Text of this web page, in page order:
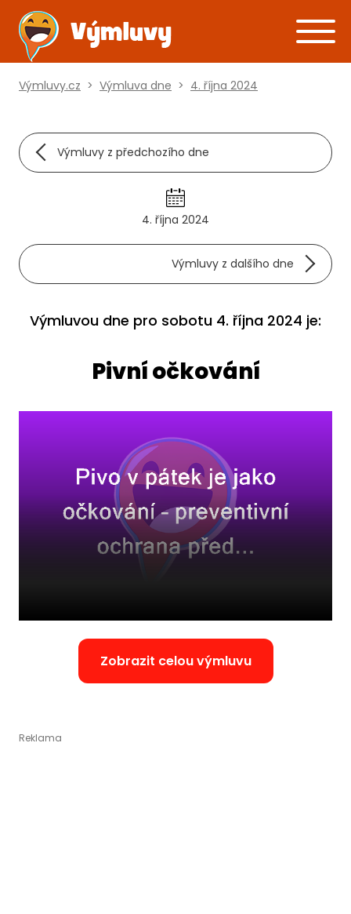
Výmluvy.cz > Výmluva dne > 4. října 2024
Výmluvy z předchozího dne
4. října 2024
Výmluvy z dalšího dne
Výmluvou dne pro sobotu 4. října 2024 je:
Pivní očkování
Zobrazit celou výmluvu